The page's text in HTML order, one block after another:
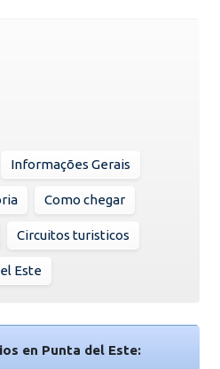
Informações Gerais
Como chegar
Circuitos turisticos
Este
en Punta del Este: